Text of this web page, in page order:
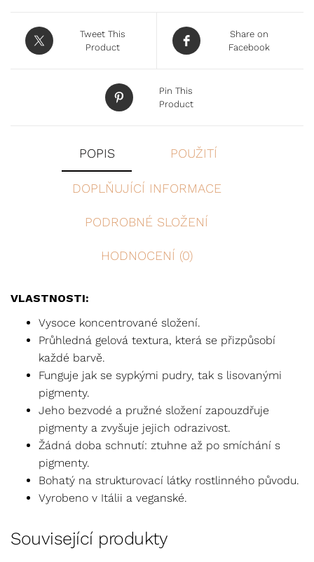
Tweet This
Product
Share on
Facebook
Pin This
Product
POPIS POUŽITÍ
DOPLŇUJÍCÍ INFORMACE
PODROBNÉ SLOŽENÍ
HODNOCENÍ (0)
VLASTNOSTI:
Vysoce koncentrované složení.
Průhledná gelová textura, která se přizpůsobí
každé barvě.
Funguje jak se sypkými pudry, tak s lisovanými
pigmenty.
Jeho bezvodé a pružné složení zapouzdřuje
pigmenty a zvyšuje jejich odrazivost.
Žádná doba schnutí: ztuhne až po smíchání s
pigmenty.
Bohatý na strukturovací látky rostlinného původu.
Vyrobeno v Itálii a veganské.
Související produkty